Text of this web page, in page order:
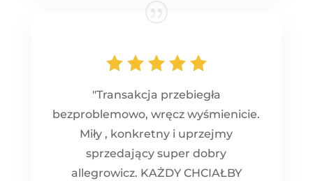
"Transakcja przebiegła
bezproblemowo, wręcz wyśmienicie.
Miły , konkretny i uprzejmy
sprzedający super dobry
allegrowicz. KAŻDY CHCIAŁBY